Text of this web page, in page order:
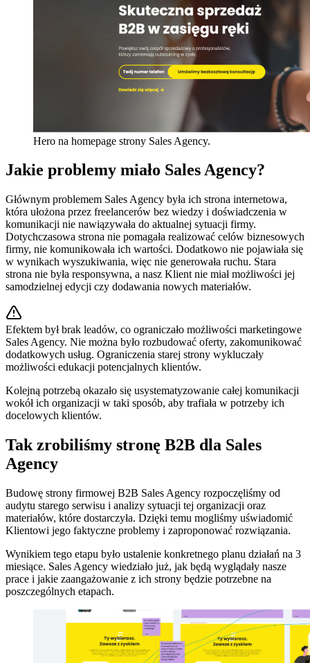
Hero na homepage strony Sales Agency.
Jakie problemy miało Sales Agency?
Głównym problemem Sales Agency była ich strona internetowa,
która ułożona przez freelancerów bez wiedzy i doświadczenia w
komunikacji nie nawiązywała do aktualnej sytuacji firmy.
Dotychczasowa strona nie pomagała realizować celów biznesowych
firmy, nie komunikowała ich wartości. Dodatkowo nie pojawiała się
w wynikach wyszukiwania, więc nie generowała ruchu. Stara
strona nie była responsywna, a nasz Klient nie miał możliwości jej
samodzielnej edycji czy dodawania nowych materiałów.
Efektem był brak leadów, co ograniczało możliwości marketingowe
Sales Agency. Nie można było rozbudować oferty, zakomunikować
dodatkowych usług. Ograniczenia starej strony wykluczały
możliwości edukacji potencjalnych klientów.
Kolejną potrzebą okazało się usystematyzowanie całej komunikacji
wokół ich organizacji w taki sposób, aby trafiała w potrzeby ich
docelowych klientów.
Tak zrobiliśmy stronę B2B dla Sales
Agency
Budowę strony firmowej B2B Sales Agency rozpoczęliśmy od
audytu starego serwisu i analizy sytuacji tej organizacji oraz
materiałów, które dostarczyła. Dzięki temu mogliśmy uświadomić
Klientowi jego faktyczne problemy i zaproponować rozwiązania.
Wynikiem tego etapu było ustalenie konkretnego planu działań na 3
miesiące. Sales Agency wiedziało już, jak będą wyglądały nasze
prace i jakie zaangażowanie z ich strony będzie potrzebne na
poszczególnych etapach.